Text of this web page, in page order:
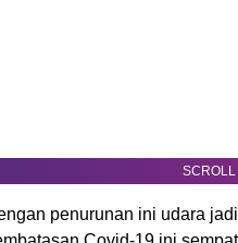
penurunan ini udara